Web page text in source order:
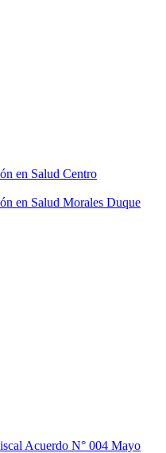
en Salud Centro
en Salud Morales Duque
Acuerdo N° 004 Mayo